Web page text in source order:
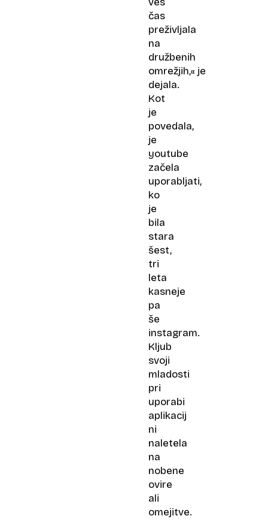
čas
preživljala
na
družbenih
omrežjih,« je
dejala.
Kot
je
povedala,
je
youtube
začela
uporabljati,
ko
je
bila
stara
šest,
tri
leta
kasneje
pa
še
instagram.
Kljub
svoji
mladosti
pri
uporabi
aplikacij
ni
naletela
na
nobene
ovire
ali
omejitve.